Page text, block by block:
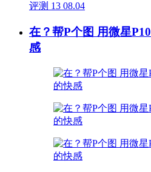
评测 13 08.04
在？帮P个图 用微星
感